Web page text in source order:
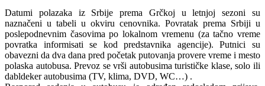
Datumi polazaka iz Srbije prema Grčkoj u letnjoj sezoni su
naznačeni u tabeli u okviru cenovnika. Povratak prema Srbiji u
poslepodnevnim časovima po lokalnom vremenu (za tačno vreme
povratka informisati se kod predstavnika agencije). Putnici su
obavezni da dva dana pred početak putovanja provere vreme i mesto
polaska autobusa. Prevoz se vrši autobusima turističke klase, solo ili
dabldeker autobusima (TV, klima, DVD, WC…) .